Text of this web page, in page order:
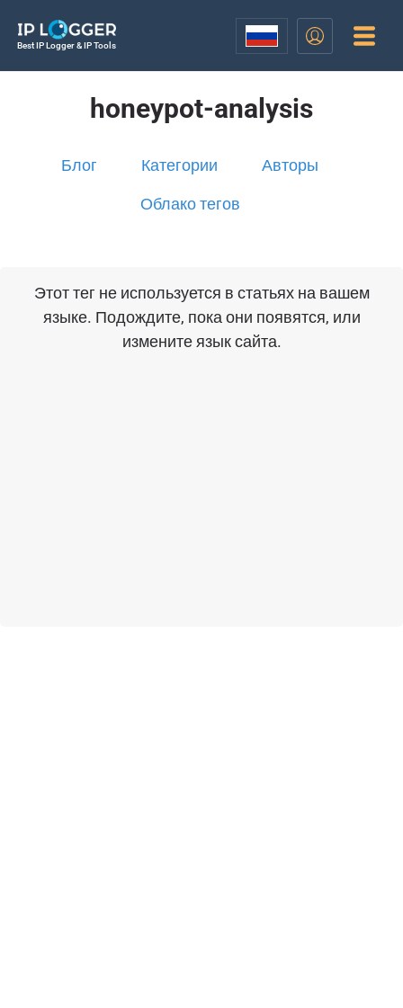
Best IP Logger & IP Tools
honeypot-analysis
Блог Категории Авторы
Облако тегов